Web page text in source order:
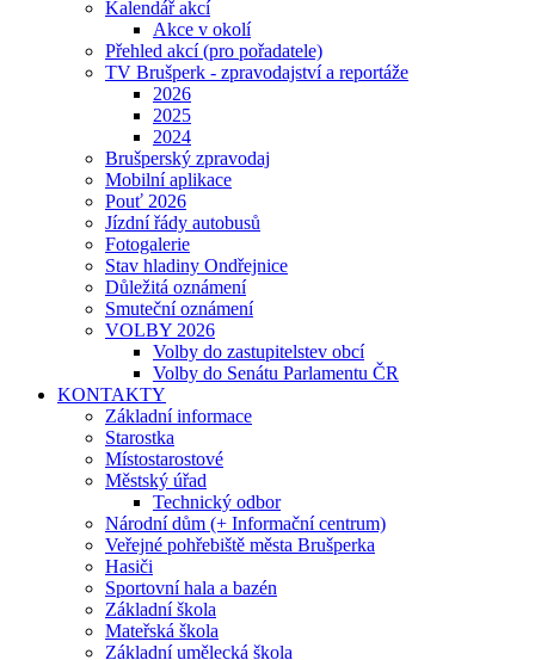
Kalendář akcí
Akce v okolí
Přehled akcí (pro pořadatele)
TV Brušperk - zpravodajství a reportáže
2026
2025
2024
Brušperský zpravodaj
Mobilní aplikace
Pouť 2026
Jízdní řády autobusů
Fotogalerie
Stav hladiny Ondřejnice
Důležitá oznámení
Smuteční oznámení
VOLBY 2026
Volby do zastupitelstev obcí
Volby do Senátu Parlamentu ČR
KONTAKTY
Základní informace
Starostka
Místostarostové
Městský úřad
Technický odbor
Národní dům (+ Informační centrum)
Veřejné pohřebiště města Brušperka
Hasiči
Sportovní hala a bazén
Základní škola
Mateřská škola
Základní umělecká škola